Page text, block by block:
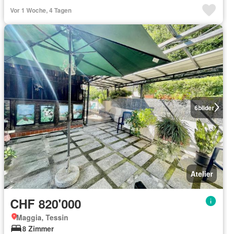
Vor 1 Woche, 4 Tagen
6bilder
Atelier
CHF 820'000
Maggia, Tessin
8 Zimmer